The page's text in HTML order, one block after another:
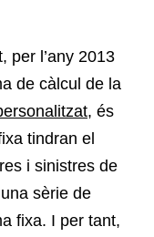
per l’any 2013
de càlcul de la
, és
tindran el
i sinistres de
sèrie de
fixa. I per tant,